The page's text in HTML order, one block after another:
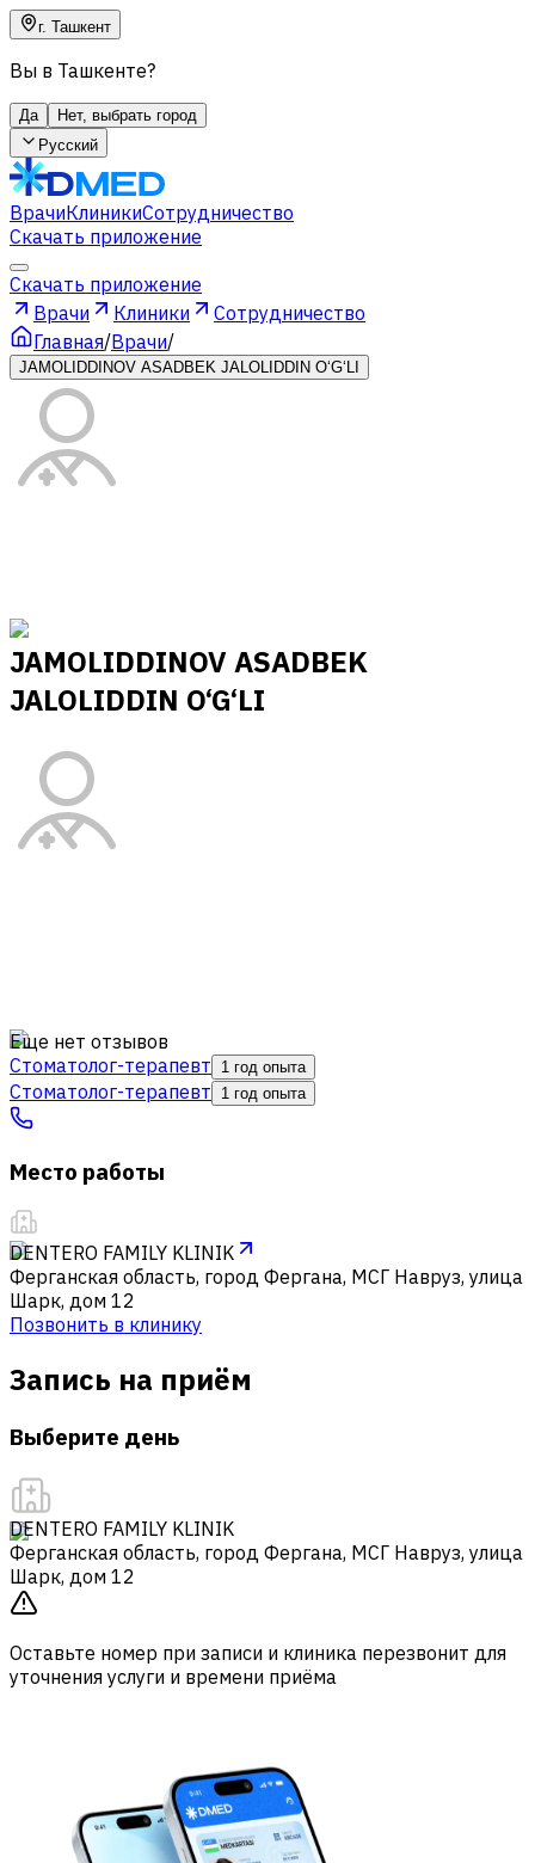
г. Ташкент
Вы в Ташкенте?
Да
Нет, выбрать город
Русский
ВрачиКлиникиСотрудничество
Скачать приложение
Скачать приложение
Врачи
Клиники
Сотрудничество
Главная/Врачи/
JAMOLIDDINOV ASADBEK JALOLIDDIN O‘G‘LI
JAMOLIDDINOV ASADBEK
JALOLIDDIN O‘G‘LI
Еще нет отзывов
Стоматолог-терапевт
1 год опыта
Стоматолог-терапевт 1 год опыта
Место работы
DENTERO FAMILY KLINIK
Ферганская область, город Фергана, МСГ Навруз, улица
Шарк, дом 12
Позвонить в клинику
Запись на приём
Выберите день
DENTERO FAMILY KLINIK
Ферганская область, город Фергана, МСГ Навруз, улица
Шарк, дом 12
Оставьте номер при записи и клиника перезвонит для
уточнения услуги и времени приёма